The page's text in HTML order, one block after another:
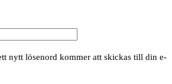
nytt lösenord kommer att skickas till din e-